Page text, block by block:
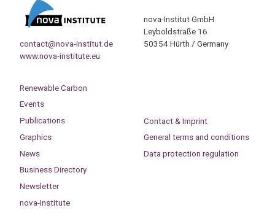
contact@nova-institut.de
www.nova-institute.eu
nova-Institut GmbH
Leyboldstraße 16
50354 Hürth / Germany
Renewable Carbon
Events
Publications
Graphics
News
Business Directory
Newsletter
nova-Institute
Contact & Imprint
General terms and conditions
Data protection regulation